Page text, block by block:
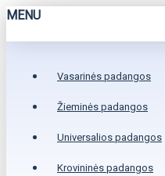
MENU
Vasarinės padangos
Žieminės padangos
Universalios padangos
Krovininės padangos